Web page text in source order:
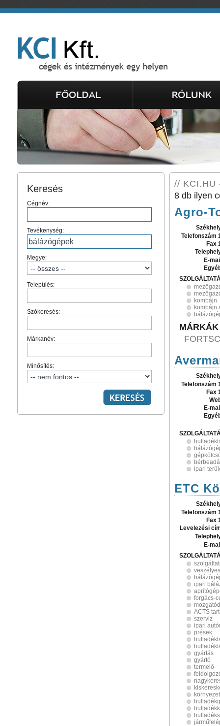
Keresés
Cégnév:
Tevékenység:
Megye:
Település:
Szókeresés:
Márkanév:
Minősítés:
// KCI.HU
8 db ilyen
Agro-
Telefonszám
Fax
E-
kombájn
kombájn
MÁRKÁK
Telefonszám
Fax
E-
ipari
ETC
Telefonszám
Fax
Levelezési
E-
ipari
forgács-
ACTS
szerviz
ipari
prések
gyártás
gyártó
termelő